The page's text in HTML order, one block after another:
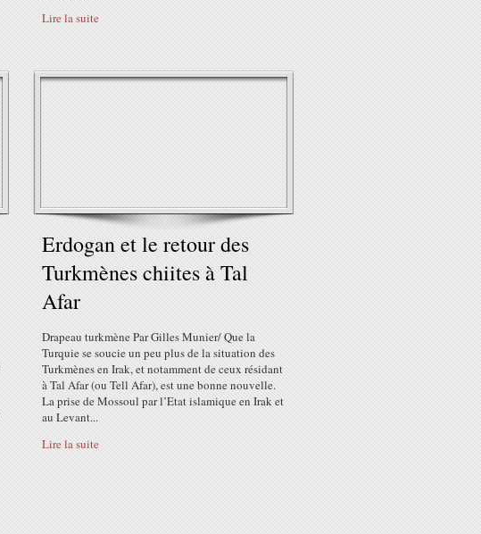
Lire la suite
Erdogan et le retour des
Turkmènes chiites à Tal
Afar
Drapeau turkmène Par Gilles Munier/ Que la
Turquie se soucie un peu plus de la situation des
Turkmènes en Irak, et notamment de ceux résidant
à Tal Afar (ou Tell Afar), est une bonne nouvelle.
La prise de Mossoul par l’Etat islamique en Irak et
au Levant...
Lire la suite